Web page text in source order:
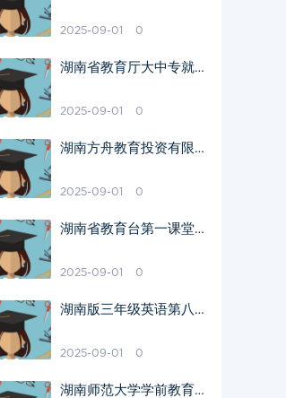
2025-09-01 0
湖南省教育厅大中专就业
2025-09-01 0
湖南方舟教育投资有限公
2025-09-01 0
湖南省教育台第一课堂直
2025-09-01 0
湖南版三年级英语第八单
2025-09-01 0
湖南师范大学学前教育初